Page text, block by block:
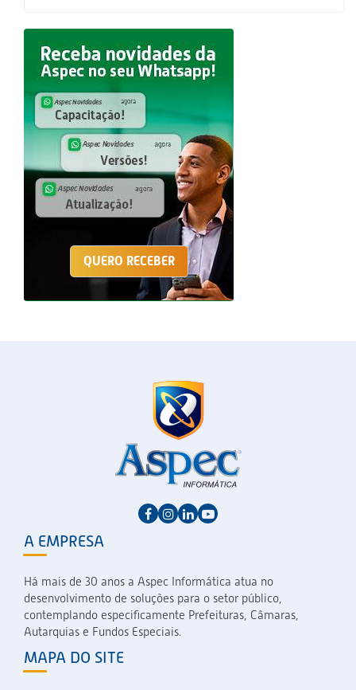
QUERO RECEBER
A EMPRESA
Há mais de 30 anos a Aspec Informática atua no
desenvolvimento de soluções para o setor público,
contemplando especificamente Prefeituras, Câmaras,
Autarquias e Fundos Especiais.
MAPA DO SITE